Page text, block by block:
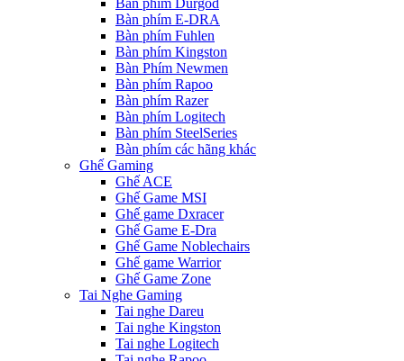
Bàn phím Durgod
Bàn phím E-DRA
Bàn phím Fuhlen
Bàn phím Kingston
Bàn Phím Newmen
Bàn phím Rapoo
Bàn phím Razer
Bàn phím Logitech
Bàn phím SteelSeries
Bàn phím các hãng khác
Ghế Gaming
Ghế ACE
Ghế Game MSI
Ghế game Dxracer
Ghế Game E-Dra
Ghế Game Noblechairs
Ghế game Warrior
Ghế Game Zone
Tai Nghe Gaming
Tai nghe Dareu
Tai nghe Kingston
Tai nghe Logitech